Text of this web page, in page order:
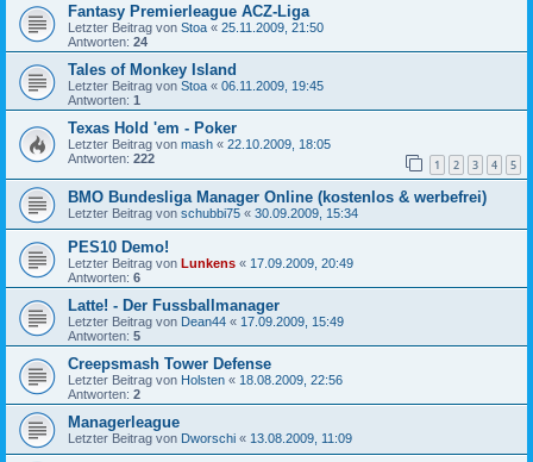
Fantasy Premierleague ACZ-Liga
Letzter Beitrag von Stoa « 25.11.2009, 21:50
Antworten: 24
Tales of Monkey Island
Letzter Beitrag von Stoa « 06.11.2009, 19:45
Antworten: 1
Texas Hold 'em - Poker
Letzter Beitrag von mash « 22.10.2009, 18:05
Antworten: 222 1 2 3 4 5
BMO Bundesliga Manager Online (kostenlos & werbefrei)
Letzter Beitrag von schubbi75 « 30.09.2009, 15:34
PES10 Demo!
Letzter Beitrag von Lunkens « 17.09.2009, 20:49
Antworten: 6
Latte! - Der Fussballmanager
Letzter Beitrag von Dean44 « 17.09.2009, 15:49
Antworten: 5
Creepsmash Tower Defense
Letzter Beitrag von Holsten « 18.08.2009, 22:56
Antworten: 2
Managerleague
Letzter Beitrag von Dworschi « 13.08.2009, 11:09